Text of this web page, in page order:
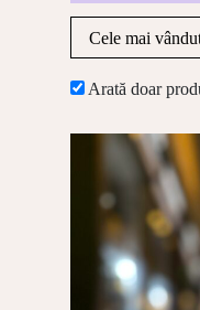
Arată doar